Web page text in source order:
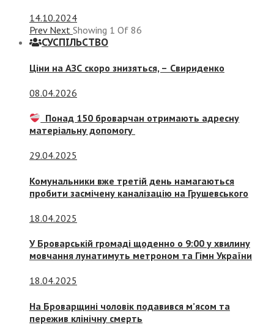
14.10.2024
Prev Next Showing 1 Of 86
СУСПIЛЬСТВО
Ціни на АЗС скоро знизяться, – Свириденко
08.04.2026
Понад 150 броварчан отримають адресну
матеріальну допомогу
29.04.2025
Комунальники вже третій день намагаються
пробити засмічену каналізацію на Грушевського
18.04.2025
У Броварській громаді щоденно о 9:00 у хвилину
мовчання лунатимуть метроном та Гімн України
18.04.2025
На Броварщині чоловік подавився м’ясом та
пережив клінічну смерть